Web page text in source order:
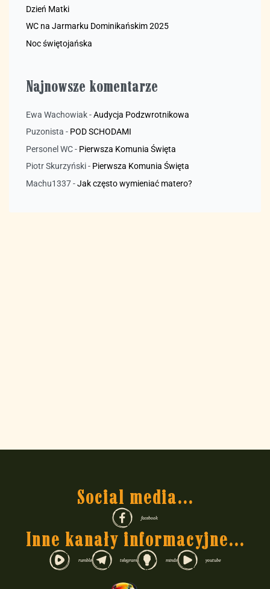
Dzień Matki
WC na Jarmarku Dominikańskim 2025
Noc świętojańska
Najnowsze komentarze
Ewa Wachowiak-Audycja Podzwrotnikowa
Puzonista - POD SCHODAMI
Personel WC- Pierwsza Komunia Święta
Piotr Skurzyński- Pierwsza Komunia Święta
Machu1337-Jak często wymieniać matero?
Social media...
facebook
Inne kanały informacyjne...
rumble telegram minds youtube